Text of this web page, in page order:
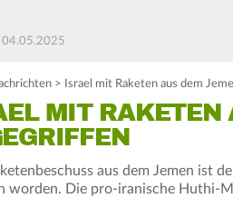
04.05.2025
> Israel mit Raketen aus dem
MIT RAKETEN
aus dem Jemen ist
worden. Die pro-iranische Huthi-